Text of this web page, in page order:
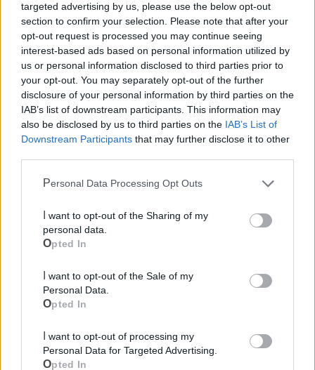
targeted advertising by us, please use the below opt-out
section to confirm your selection. Please note that after your
opt-out request is processed you may continue seeing
interest-based ads based on personal information utilized by
us or personal information disclosed to third parties prior to
your opt-out. You may separately opt-out of the further
disclosure of your personal information by third parties on the
IAB’s list of downstream participants. This information may
also be disclosed by us to third parties on the IAB’s List of
Downstream Participants that may further disclose it to other
Personal Data Processing Opt Outs
personal data.
Opted In
Personal Data.
Opted In
Personal Data for Targeted Advertising.
Opted In
Ufficio Postale
Guardia Medica
Canile
Polizia Locale
Ecocentro e rifiuti